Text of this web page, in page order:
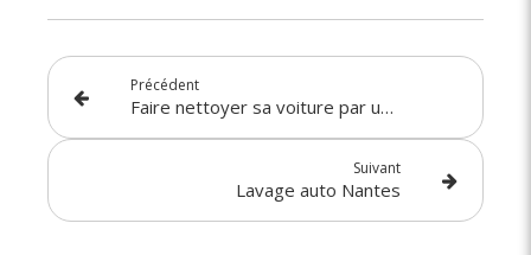
Précédent
Faire nettoyer sa voiture par un professionnel prix
Suivant
Lavage auto Nantes